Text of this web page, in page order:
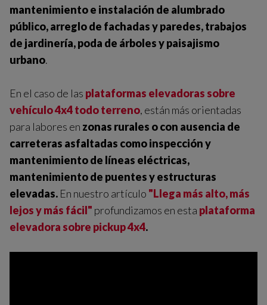
mantenimiento e instalación de alumbrado
público, arreglo de fachadas y paredes, trabajos
de jardinería, poda de árboles y paisajismo
urbano.
En el caso de las plataformas elevadoras sobre
vehículo 4x4 todo terreno, están más orientadas
para labores en zonas rurales o con ausencia de
carreteras asfaltadas como inspección y
mantenimiento de líneas eléctricas,
mantenimiento de puentes y estructuras
elevadas. En nuestro artículo "Llega más alto, más
lejos y más fácil" profundizamos en esta plataforma
elevadora sobre pickup 4x4.